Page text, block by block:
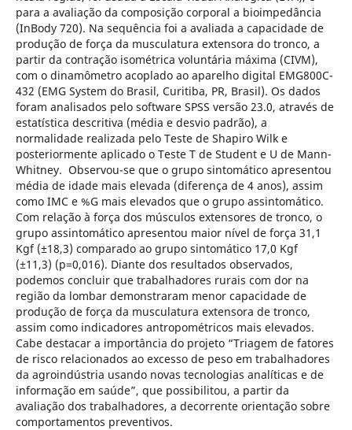
para a avaliação da composição corporal a bioimpedância
(InBody 720). Na sequência foi a avaliada a capacidade de
produção de força da musculatura extensora do tronco, a
partir da contração isométrica voluntária máxima (CIVM),
com o dinamômetro acoplado ao aparelho digital EMG800C-
432 (EMG System do Brasil, Curitiba, PR, Brasil). Os dados
foram analisados pelo software SPSS versão 23.0, através de
estatística descritiva (média e desvio padrão), a
normalidade realizada pelo Teste de Shapiro Wilk e
posteriormente aplicado o Teste T de Student e U de Mann-
Whitney. Observou-se que o grupo sintomático apresentou
média de idade mais elevada (diferença de 4 anos), assim
como IMC e %G mais elevados que o grupo assintomático.
Com relação à força dos músculos extensores de tronco, o
grupo assintomático apresentou maior nível de força 31,1
Kgf (±18,3) comparado ao grupo sintomático 17,0 Kgf
(±11,3) (p=0,016). Diante dos resultados observados,
podemos concluir que trabalhadores rurais com dor na
região da lombar demonstraram menor capacidade de
produção de força da musculatura extensora de tronco,
assim como indicadores antropométricos mais elevados.
Cabe destacar a importância do projeto “Triagem de fatores
de risco relacionados ao excesso de peso em trabalhadores
da agroindústria usando novas tecnologias analíticas e de
informação em saúde”, que possibilitou, a partir da
avaliação dos trabalhadores, a decorrente orientação sobre
comportamentos preventivos.